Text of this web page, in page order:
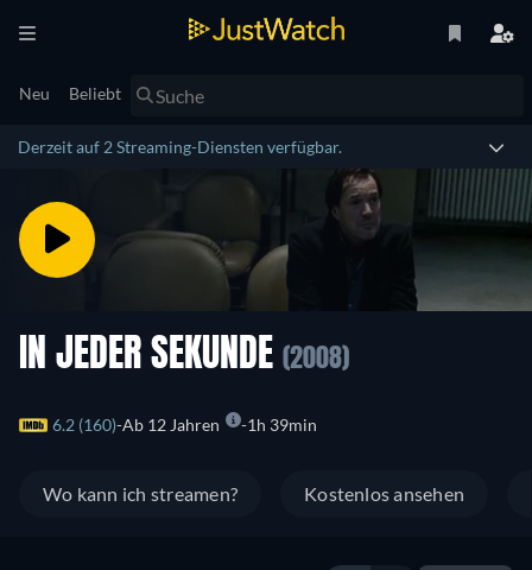
Neu Beliebt
Derzeit auf 2 Streaming-Diensten verfügbar.
IN JEDER SEKUNDE (2008)
6.2 (160) Ab 12 Jahren 1h 39min
Wo kann ich streamen? Kostenlos ansehen